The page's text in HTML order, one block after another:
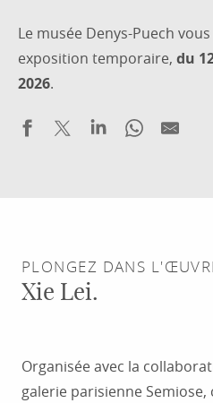
Le musée Denys-Puech
exposition temporaire, du
2026.
PLONGEZ DANS
Xie Lei.
Organisée avec la
galerie parisienne